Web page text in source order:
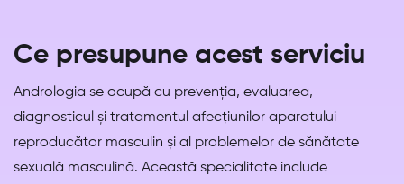
Ce presupune acest serviciu
Andrologia se ocupă cu prevenția, evaluarea,
diagnosticul și tratamentul afecțiunilor aparatului
reproducător masculin și al problemelor de sănătate
sexuală masculină. Această specialitate include